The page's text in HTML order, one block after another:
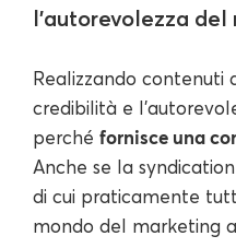
l'autorevolezza del
Realizzando contenuti
credibilità e
perché fornisce una
Anche se la
di cui praticamente
mondo del marketing